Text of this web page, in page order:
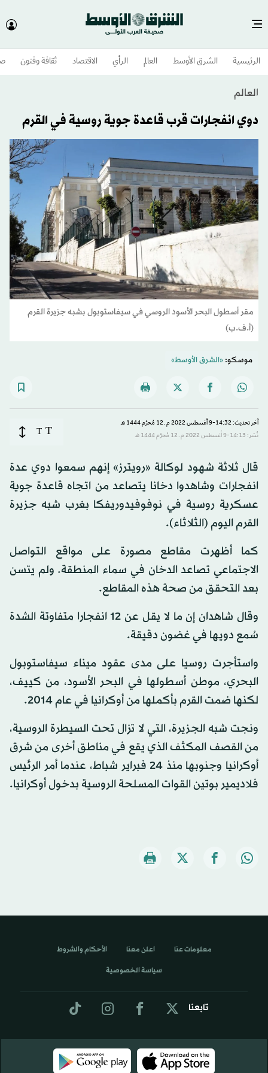
الرئيسية الشرق الأوسط​ العالم الرأي الاقتصاد ثقافة وفنون
العالم
دوي انفجارات قرب قاعدة جوية روسية في القرم
مقر أسطول البحر الأسود الروسي في سيفاستوبول بشبه جزيرة القرم
(أ.ف.ب)
موسكو:«الشرق الأوسط»
آخر تحديث: 14:32-9 أغسطس 2022 م ـ 12 مُحرَّم 1444 هـ
نُشر: 14:13-9 أغسطس 2022 م ـ 12 مُحرَّم 1444 هـ
T
T
قال ثلاثة شهود لوكالة «رويترز» إنهم سمعوا دوي عدة
انفجارات وشاهدوا دخانا يتصاعد من اتجاه قاعدة جوية
عسكرية روسية في نوفوفيدوريفكا بغرب شبه جزيرة
القرم اليوم (الثلاثاء).
كما أظهرت مقاطع مصورة على مواقع التواصل
الاجتماعي تصاعد الدخان في سماء المنطقة. ولم يتسن
بعد التحقق من صحة هذه المقاطع.
وقال شاهدان إن ما لا يقل عن 12 انفجارا متفاوتة الشدة
سُمع دويها في غضون دقيقة.
واستأجرت روسيا على مدى عقود ميناء سيفاستوبول
البحري، موطن أسطولها في البحر الأسود، من كييف،
لكنها ضمت القرم بأكملها من أوكرانيا في عام 2014.
ونجت شبه الجزيرة، التي لا تزال تحت السيطرة الروسية،
من القصف المكثف الذي يقع في مناطق أخرى من شرق
أوكرانيا وجنوبها منذ 24 فبراير شباط، عندما أمر الرئيس
فلاديمير بوتين القوات المسلحة الروسية بدخول أوكرانيا.
تابعنا
معلومات عنا اعلن معنا الأحكام والشروط
سياسة الخصوصية